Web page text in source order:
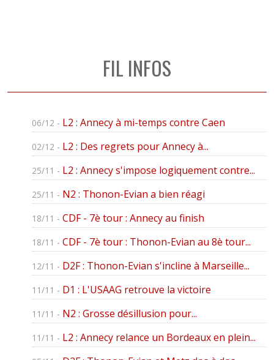
FIL INFOS
06/12 - L2 : Annecy à mi-temps contre Caen
02/12 - L2 : Des regrets pour Annecy à...
25/11 - L2 : Annecy s'impose logiquement contre...
25/11 - N2 : Thonon-Evian a bien réagi
18/11 - CDF - 7è tour : Annecy au finish
18/11 - CDF - 7è tour : Thonon-Evian au 8è tour...
12/11 - D2F : Thonon-Evian s'incline à Marseille...
11/11 - D1 : L'USAAG retrouve la victoire
11/11 - N2 : Grosse désillusion pour...
11/11 - L2 : Annecy relance un Bordeaux en plein...